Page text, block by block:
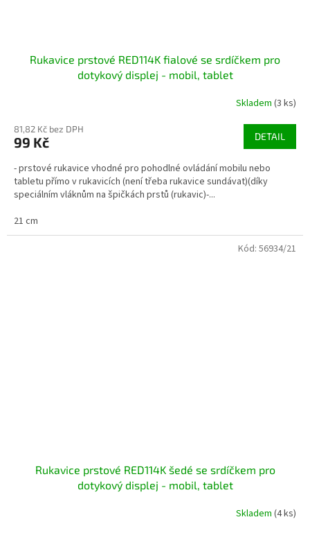
Rukavice prstové RED114K fialové se srdíčkem pro
dotykový displej - mobil, tablet
Skladem (3 ks)
81,82 Kč bez DPH
99 Kč DETAIL
- prstové rukavice vhodné pro pohodlné ovládání mobilu nebo
tabletu přímo v rukavicích (není třeba rukavice sundávat)(díky
speciálním vláknům na špičkách prstů (rukavic)-...
21 cm
Rukavice prstové RED114K šedé se srdíčkem pro
dotykový displej - mobil, tablet
Skladem (4 ks)
Kód: 56934/21